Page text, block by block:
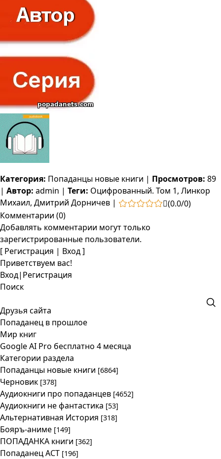
Категория: Попаданцы новые книги | Просмотров: 89
| Автор: admin | Теги: Оцифрованный. Том 1, Линкор
Михаил, Дмитрий Дорничев | (0.0/0)
Комментарии (0)
Добавлять комментарии могут только
зарегистрированные пользователи.
[ Регистрация | Вход]
Приветствуем вас!
Вход| Регистрация
Поиск
Друзья сайта
Попаданец в прошлое
Мир книг
Google AI Pro бесплатно 4 месяца
Категории раздела
Попаданцы новые книги [6864]
Черновик [378]
Аудиокниги про попаданцев [4652]
Аудиокниги не фантастика [53]
Альтернативная История [318]
Бояръ-аниме [149]
ПОПАДАНКА книги [362]
Попаданец АСТ [196]